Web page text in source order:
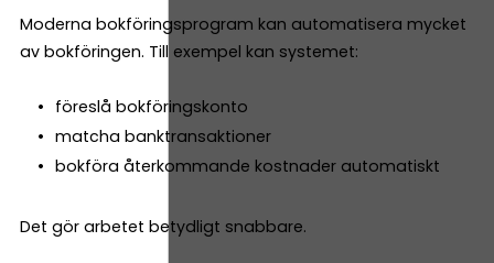
Moderna bokföringsprogram kan automatisera mycket
av bokföringen. Till exempel kan systemet:
föreslå bokföringskonto
matcha banktransaktioner
bokföra återkommande kostnader automatiskt
Det gör arbetet betydligt snabbare.